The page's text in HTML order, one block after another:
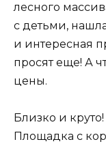
лесного
с детьми,
и интересная
просят еще! А
цены.
Близко и
Площадка с